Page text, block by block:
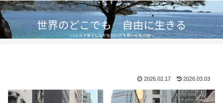
2026.02.17 2026.03.03